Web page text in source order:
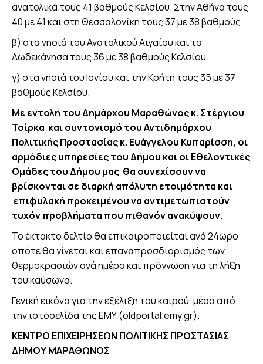
ανατολικά τους 41 βαθμούς Κελσίου. Στην Αθήνα τους
40 με 41 και στη Θεσσαλονίκη τους 37 με 38 βαθμούς.
β) στα νησιά του Ανατολικού Αιγαίου και τα
Δωδεκάνησα τους 36 με 38 βαθμούς Κελσίου.
γ) στα νησιά του Ιονίου και την Κρήτη τους 35 με 37
βαθμούς Κελσίου.
Με εντολή του Δημάρχου Μαραθώνος κ. Στέργιου
Τσίρκα και συντονισμό του Αντιδημάρχου
Πολιτικής Προστασίας κ. Ευάγγελου Κυπαρίσση, οι
αρμόδιες υπηρεσίες του Δήμου και οι Εθελοντικές
Ομάδες του Δήμου μας θα συνεχίσουν να
βρίσκονται σε διαρκή απόλυτη ετοιμότητα και
επιφυλακή προκειμένου να αντιμετωπιστούν
τυχόν προβλήματα που πιθανόν ανακύψουν.
Το έκτακτο δελτίο θα επικαιροποιείται ανά 24ωρο
οπότε θα γίνεται και επαναπροσδιορισμός των
θερμοκρασιών ανά ημέρα και πρόγνωση για τη λήξη
του καύσωνα.
Γενική εικόνα για την εξέλιξη του καιρού, μέσα από
την ιστοσελίδα της ΕΜΥ (oldportal.emy.gr).
ΚΕΝΤΡΟ ΕΠΙΧΕΙΡΗΣΕΩΝ ΠΟΛΙΤΙΚΗΣ ΠΡΟΣΤΑΣΙΑΣ
ΔΗΜΟΥ ΜΑΡΑΘΩΝΟΣ